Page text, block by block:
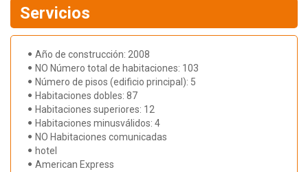
Servicios
Año de construcción: 2008
NO Número total de habitaciones: 103
Número de pisos (edificio principal): 5
Habitaciones dobles: 87
Habitaciones superiores: 12
Habitaciones minusválidos: 4
NO Habitaciones comunicadas
hotel
American Express